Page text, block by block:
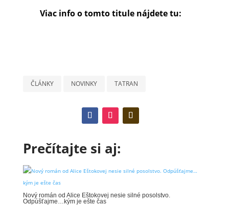
Viac info o tomto titule nájdete tu:
ČLÁNKY NOVINKY TATRAN
Prečítajte si aj:
Nový román od Alice Eštokovej nesie silné posolstvo.
Odpúšťajme…kým je ešte čas